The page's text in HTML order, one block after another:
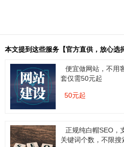
本文提到这些服务【官方直供，放心选
便宜做网站，不用
套仅需50元起
50元起
正规纯白帽SEO，
关键词个数，不限搜